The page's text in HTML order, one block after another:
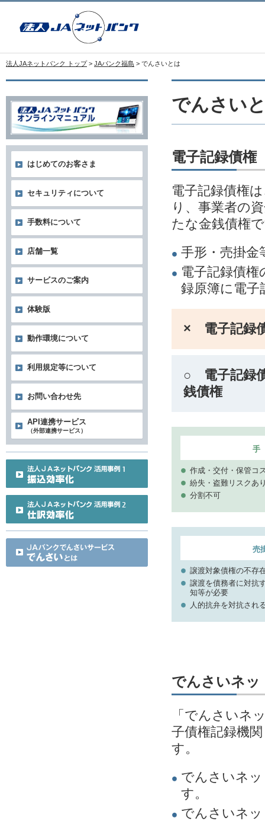
法人JAネットバンク トップ > JAバンク福島 > でんさいとは
でんさい
電子記録債権
電子記録債権
り、事業者の
たな金銭債権
手形・売掛
電子記録債権
録原簿に電
× 電子記録
○ 電子記録
銭債権
作成・交付・保管コ
紛失・盗難リスクあ
分割不可
売
譲渡対象債権の不存
譲渡を債務者に対抗
知等が必要
人的抗弁を対抗され
でんさいネッ
「でんさいネ
子債権記録機
す。
でんさいネ
す。
でんさいネ
はじめてのお客さま
セキュリティについて
手数料について
店舗一覧
サービスのご案内
体験版
動作環境について
利用規定等について
お問い合わせ先
API連携サービス
（外部連携サービス）